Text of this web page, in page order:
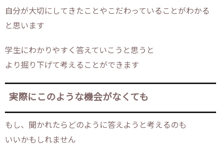
自分が大切にしてきたことやこだわっていることがわかる
と思います
学生にわかりやすく答えていこうと思うと
より掘り下げて考えることができます
実際にこのような機会がなくても
もし、聞かれたらどのように答えようと考えるのも
いいかもしれません